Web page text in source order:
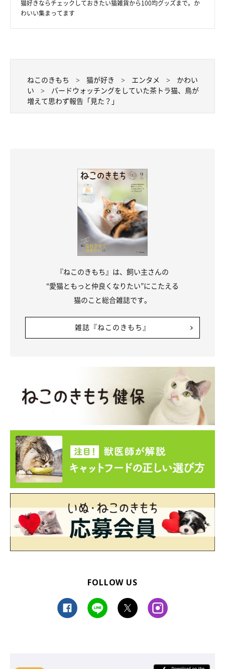
猫好きならチェックしておきたい猫雑貨から100均グッズまで。か
わいい集まってます
ねこのきもち 猫が好き エンタメ
かわい
い
バードウォッチングをしていた茶トラ猫、鳥が
増えて思わず報告「見た？」
『ねこのきもち』は、飼い主さんの
“愛猫ともっと仲良くなりたい”にこたえる
猫のこと総合雑誌です。
雑誌『ねこのきもち』
FOLLOW US